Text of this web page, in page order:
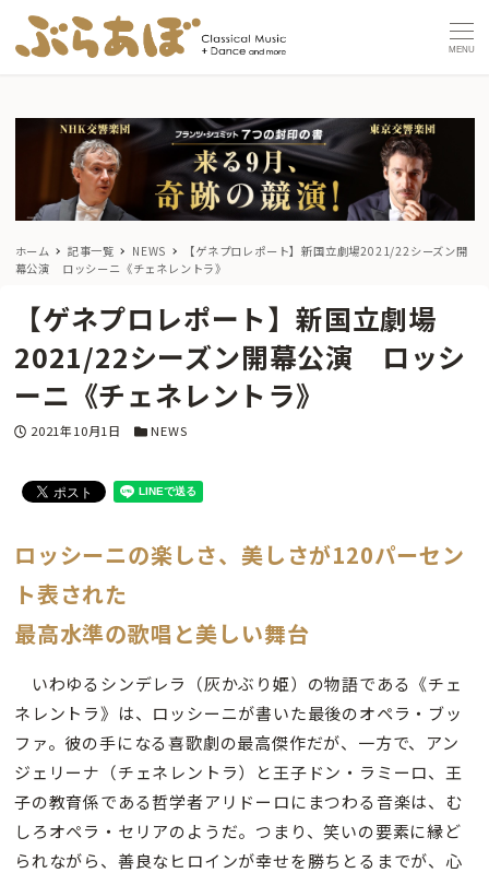
MENU
ホーム 記事一覧 NEWS
【ゲネプロレポート】新国立劇場2021/22シーズン開
幕公演 ロッシーニ《チェネレントラ》
【ゲネプロレポート】新国立劇場
2021/22シーズン開幕公演 ロッシ
ーニ《チェネレントラ》
投稿日
2021年10月1日 カテゴリー
NEWS
ロッシーニの楽しさ、美しさが120パーセン
ト表された
最高水準の歌唱と美しい舞台
いわゆるシンデレラ（灰かぶり姫）の物語である《チェ
ネレントラ》は、ロッシーニが書いた最後のオペラ・ブッ
ファ。彼の手になる喜歌劇の最高傑作だが、一方で、アン
ジェリーナ（チェネレントラ）と王子ドン・ラミーロ、王
子の教育係である哲学者アリドーロにまつわる音楽は、む
しろオペラ・セリアのようだ。つまり、笑いの要素に縁ど
られながら、善良なヒロインが幸せを勝ちとるまでが、心